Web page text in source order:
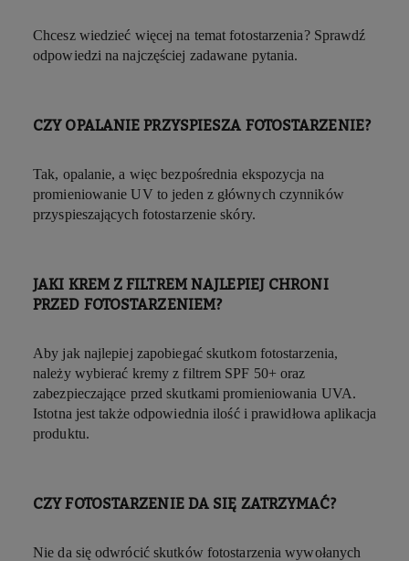
Chcesz wiedzieć więcej na temat fotostarzenia? Sprawdź
odpowiedzi na najczęściej zadawane pytania.
CZY OPALANIE PRZYSPIESZA FOTOSTARZENIE?
Tak, opalanie, a więc bezpośrednia ekspozycja na
promieniowanie UV to jeden z głównych czynników
przyspieszających fotostarzenie skóry.
JAKI KREM Z FILTREM NAJLEPIEJ CHRONI
PRZED FOTOSTARZENIEM?
Aby jak najlepiej zapobiegać skutkom fotostarzenia,
należy wybierać kremy z filtrem SPF 50+ oraz
zabezpieczające przed skutkami promieniowania UVA.
Istotna jest także odpowiednia ilość i prawidłowa aplikacja
produktu.
CZY FOTOSTARZENIE DA SIĘ ZATRZYMAĆ?
Nie da się odwrócić skutków fotostarzenia wywołanych